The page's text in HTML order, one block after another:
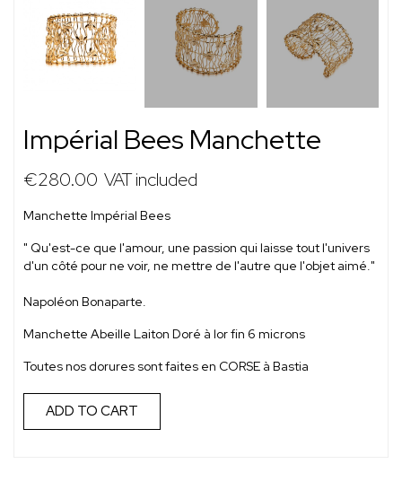
Impérial Bees Manchette
€280.00 VAT included
Manchette Impérial Bees
" Qu'est-ce que l'amour, une passion qui laisse tout l'univers
d'un côté pour ne voir, ne mettre de l'autre que l'objet aimé."
Napoléon Bonaparte.
Manchette Abeille Laiton Doré à lor fin 6 microns
Toutes nos dorures sont faites en CORSE à Bastia
ADD TO CART